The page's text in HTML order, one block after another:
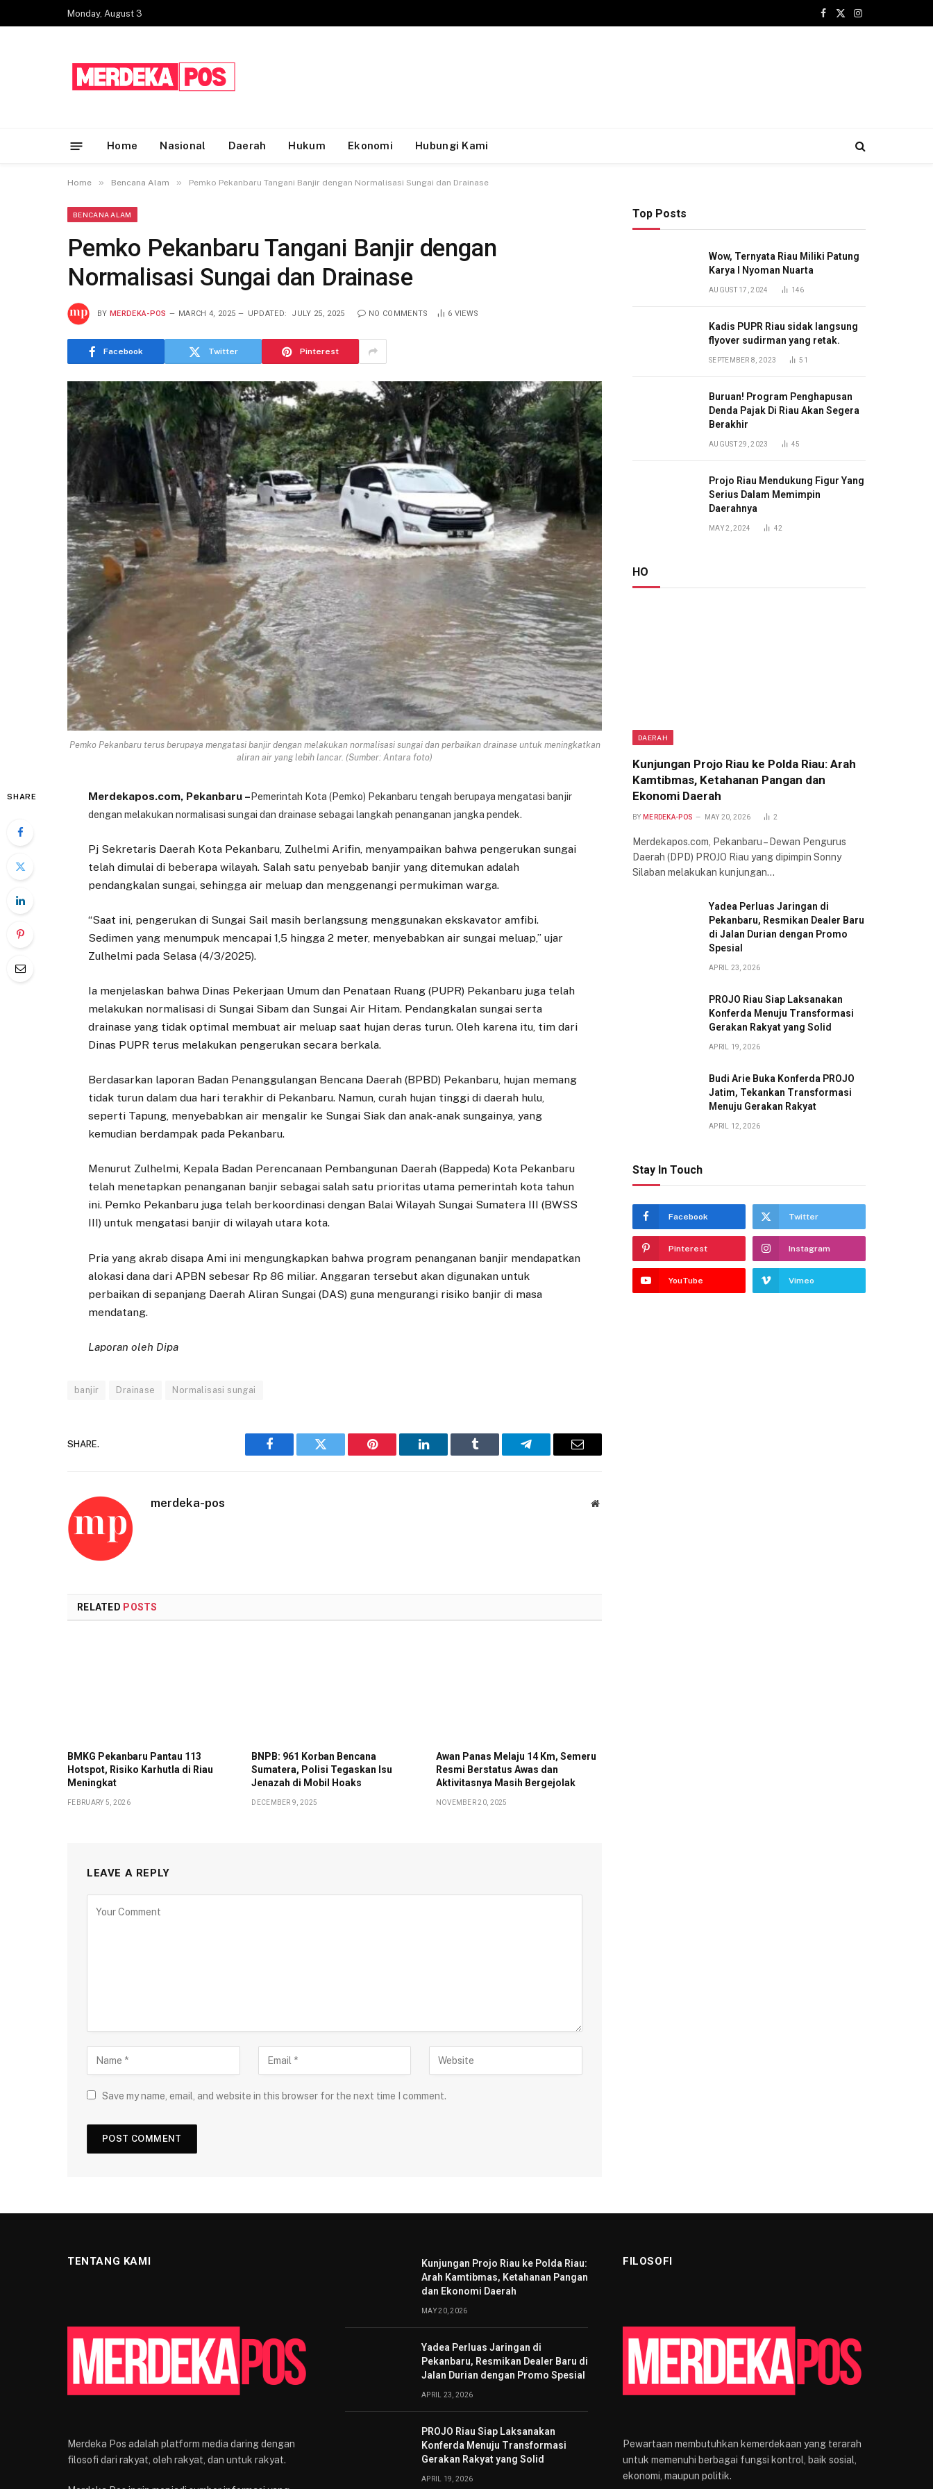
Monday, August 3
Facebook
X
Instagram
Home Nasional Daerah Hukum Ekonomi Hubungi Kami
Home » Bencana Alam » Pemko Pekanbaru Tangani Banjir dengan Normalisasi Sungai dan Drainase
BENCANA ALAM
Pemko Pekanbaru Tangani Banjir dengan
Normalisasi Sungai dan Drainase
BY MERDEKA-POS MARCH 4, 2025 UPDATED: JULY 25, 2025 NO COMMENTS 6 VIEWS
Facebook Twitter Pinterest
Pemko Pekanbaru terus berupaya mengatasi banjir dengan melakukan normalisasi sungai dan perbaikan drainase untuk meningkatkan
aliran air yang lebih lancar. (Sumber: Antara foto)
SHARE Merdekapos.com, Pekanbaru –Pemerintah Kota (Pemko) Pekanbaru tengah berupaya mengatasi banjir
dengan melakukan normalisasi sungai dan drainase sebagai langkah penanganan jangka pendek.
Pj Sekretaris Daerah Kota Pekanbaru, Zulhelmi Arifin, menyampaikan bahwa pengerukan sungai
telah dimulai di beberapa wilayah. Salah satu penyebab banjir yang ditemukan adalah
pendangkalan sungai, sehingga air meluap dan menggenangi permukiman warga.
“Saat ini, pengerukan di Sungai Sail masih berlangsung menggunakan ekskavator amfibi.
Sedimen yang menumpuk mencapai 1,5 hingga 2 meter, menyebabkan air sungai meluap,” ujar
Zulhelmi pada Selasa (4/3/2025).
Ia menjelaskan bahwa Dinas Pekerjaan Umum dan Penataan Ruang (PUPR) Pekanbaru juga telah
melakukan normalisasi di Sungai Sibam dan Sungai Air Hitam. Pendangkalan sungai serta
drainase yang tidak optimal membuat air meluap saat hujan deras turun. Oleh karena itu, tim dari
Dinas PUPR terus melakukan pengerukan secara berkala.
Berdasarkan laporan Badan Penanggulangan Bencana Daerah (BPBD) Pekanbaru, hujan memang
tidak turun dalam dua hari terakhir di Pekanbaru. Namun, curah hujan tinggi di daerah hulu,
seperti Tapung, menyebabkan air mengalir ke Sungai Siak dan anak-anak sungainya, yang
kemudian berdampak pada Pekanbaru.
Menurut Zulhelmi, Kepala Badan Perencanaan Pembangunan Daerah (Bappeda) Kota Pekanbaru
telah menetapkan penanganan banjir sebagai salah satu prioritas utama pemerintah kota tahun
ini. Pemko Pekanbaru juga telah berkoordinasi dengan Balai Wilayah Sungai Sumatera III (BWSS
III) untuk mengatasi banjir di wilayah utara kota.
Pria yang akrab disapa Ami ini mengungkapkan bahwa program penanganan banjir mendapatkan
alokasi dana dari APBN sebesar Rp 86 miliar. Anggaran tersebut akan digunakan untuk
perbaikan di sepanjang Daerah Aliran Sungai (DAS) guna mengurangi risiko banjir di masa
mendatang.
Laporan oleh Dipa
banjir Drainase Normalisasi sungai
SHARE.
Facebook Twitter Pinterest LinkedIn Tumblr Telegram Email
merdeka-pos Website
RELATED POSTS
BMKG Pekanbaru Pantau 113
Hotspot, Risiko Karhutla di Riau
Meningkat
FEBRUARY 5, 2026
BNPB: 961 Korban Bencana
Sumatera, Polisi Tegaskan Isu
Jenazah di Mobil Hoaks
DECEMBER 9, 2025
Awan Panas Melaju 14 Km, Semeru
Resmi Berstatus Awas dan
Aktivitasnya Masih Bergejolak
NOVEMBER 20, 2025
LEAVE A REPLY
Save my name, email, and website in this browser for the next time I comment.
Top Posts
Wow, Ternyata Riau Miliki Patung
Karya I Nyoman Nuarta
AUGUST 17, 2024 146
Kadis PUPR Riau sidak langsung
flyover sudirman yang retak.
SEPTEMBER 8, 2023 51
Buruan! Program Penghapusan
Denda Pajak Di Riau Akan Segera
Berakhir
AUGUST 29, 2023 45
Projo Riau Mendukung Figur Yang
Serius Dalam Memimpin
Daerahnya
MAY 2, 2024 42
HO
DAERAH
Kunjungan Projo Riau ke Polda Riau: Arah
Kamtibmas, Ketahanan Pangan dan
Ekonomi Daerah
BY MERDEKA-POS MAY 20, 2026 2
Merdekapos.com, Pekanbaru – Dewan Pengurus
Daerah (DPD) PROJO Riau yang dipimpin Sonny
Silaban melakukan kunjungan…
Yadea Perluas Jaringan di
Pekanbaru, Resmikan Dealer Baru
di Jalan Durian dengan Promo
Spesial
APRIL 23, 2026
PROJO Riau Siap Laksanakan
Konferda Menuju Transformasi
Gerakan Rakyat yang Solid
APRIL 19, 2026
Budi Arie Buka Konferda PROJO
Jatim, Tekankan Transformasi
Menuju Gerakan Rakyat
APRIL 12, 2026
Stay In Touch
Facebook Twitter
Pinterest Instagram
YouTube Vimeo
TENTANG KAMI
Merdeka Pos adalah platform media daring dengan
filosofi dari rakyat, oleh rakyat, dan untuk rakyat.
Kunjungan Projo Riau ke Polda Riau:
Arah Kamtibmas, Ketahanan Pangan
dan Ekonomi Daerah
MAY 20, 2026
Yadea Perluas Jaringan di
Pekanbaru, Resmikan Dealer Baru di
Jalan Durian dengan Promo Spesial
APRIL 23, 2026
PROJO Riau Siap Laksanakan
Konferda Menuju Transformasi
Gerakan Rakyat yang Solid
APRIL 19, 2026
FILOSOFI
Pewartaan membutuhkan kemerdekaan yang terarah
untuk memenuhi berbagai fungsi kontrol, baik sosial,
ekonomi, maupun politik.